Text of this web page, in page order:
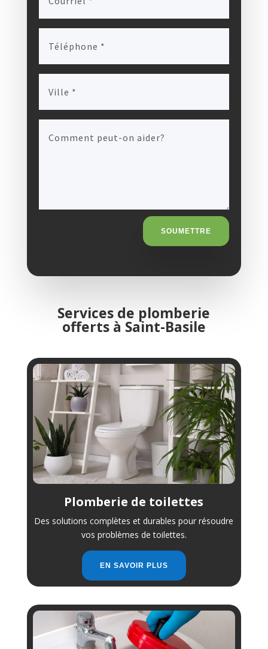
SOUMETTRE
Services de plomberie
offerts à Saint-Basile
Plomberie de toilettes
Des solutions complètes et durables pour résoudre
vos problèmes de toilettes.
EN SAVOIR PLUS